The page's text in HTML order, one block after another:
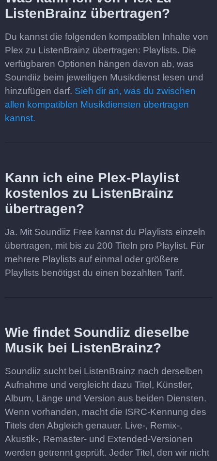
ListenBrainz übertragen?
Du kannst die folgenden kompatiblen Inhalte von
Plex zu ListenBrainz übertragen: Playlists. Die
verfügbaren Optionen hängen davon ab, was
Soundiiz beim jeweiligen Musikdienst lesen und
hinzufügen darf. Sieh dir an, was du zwischen
allen kompatiblen Musikdiensten übertragen
kannst.
Kann ich eine Plex-Playlist
kostenlos zu ListenBrainz
übertragen?
Ja. Mit Soundiiz Free kannst du Playlists einzeln
übertragen, mit bis zu 200 Titeln pro Playlist. Für
mehrere Playlists auf einmal oder größere
Playlists benötigst du einen bezahlten Tarif.
Wie findet Soundiiz dieselbe
Musik bei ListenBrainz?
Soundiiz sucht bei ListenBrainz nach derselben
Aufnahme und vergleicht dazu Titel, Künstler,
Album, Länge und Version aus beiden Diensten.
Wenn vorhanden, macht die ISRC-Kennung des
Titels den Abgleich genauer. Live-, Remix-,
Akustik-, Remaster- und Extended-Versionen
werden getrennt geprüft. Jeder Titel, den wir nicht